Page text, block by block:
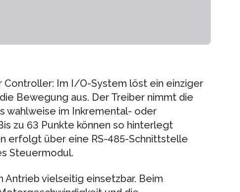
Im I/O-System löst ein einziger
Bewegung aus. Der Treiber nimmt die
wahlweise im Inkremental- oder
zu 63 Punkte können so hinterlegt
erfolgt über eine RS-485-Schnittstelle
Steuermodul.
vielseitig einsetzbar. Beim